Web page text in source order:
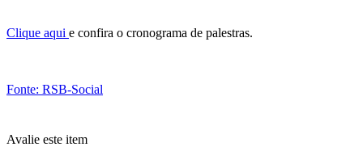
Clique aqui e confira o cronograma de palestras.
Fonte: RSB-Social
Avalie este item